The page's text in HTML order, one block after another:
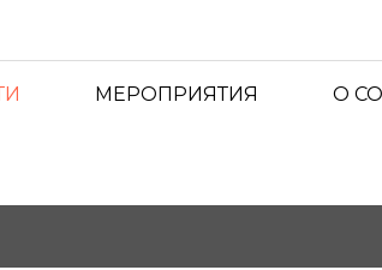
МЕРОПРИЯТИЯ О